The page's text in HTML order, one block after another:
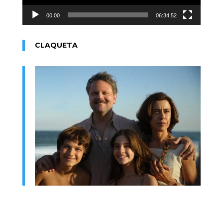
00:00 06:34:52
CLAQUETA